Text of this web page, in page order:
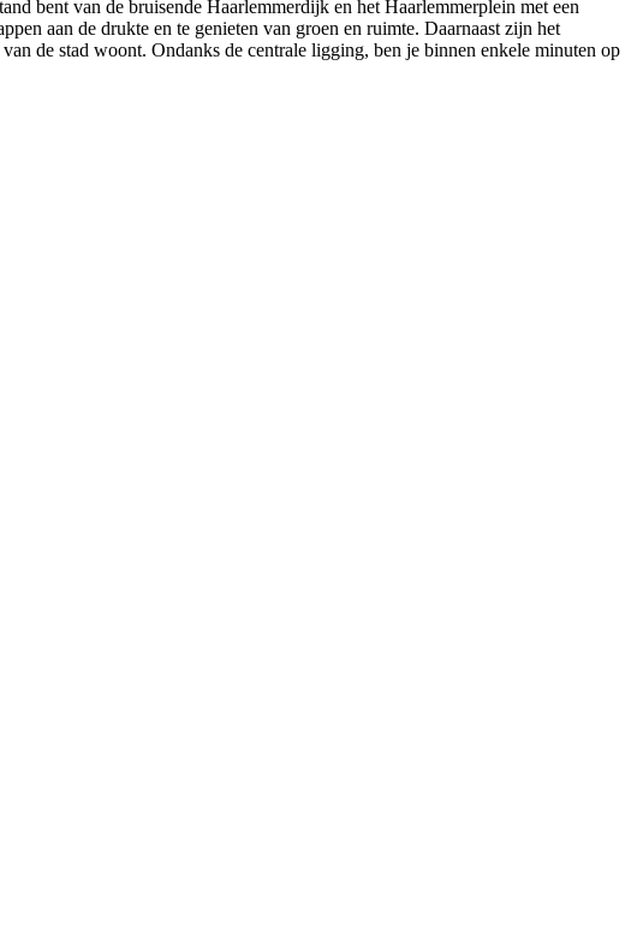
bent van de bruisende Haarlemmerdijk en het Haarlemmerplein met een
aan de drukte en te genieten van groen en ruimte. Daarnaast zijn het
de stad woont. Ondanks de centrale ligging, ben je binnen enkele minuten op